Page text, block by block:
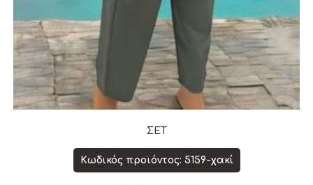
ΣΕΤ
Κωδικός προϊόντος: 5159-χακί